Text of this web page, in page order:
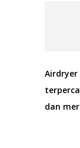
Airdryer
dan